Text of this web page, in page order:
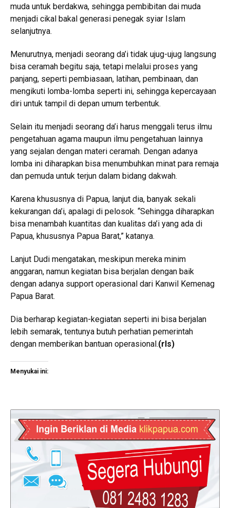
muda untuk berdakwa, sehingga pembibitan dai muda
menjadi cikal bakal generasi penegak syiar Islam
selanjutnya.
Menurutnya, menjadi seorang da’i tidak ujug-ujug langsung
bisa ceramah begitu saja, tetapi melalui proses yang
panjang, seperti pembiasaan, latihan, pembinaan, dan
mengikuti lomba-lomba seperti ini, sehingga kepercayaan
diri untuk tampil di depan umum terbentuk.
Selain itu menjadi seorang da’i harus menggali terus ilmu
pengetahuan agama maupun ilmu pengetahuan lainnya
yang sejalan dengan materi ceramah. Dengan adanya
lomba ini diharapkan bisa menumbuhkan minat para remaja
dan pemuda untuk terjun dalam bidang dakwah.
Karena khususnya di Papua, lanjut dia, banyak sekali
kekurangan da’i, apalagi di pelosok. “Sehingga diharapkan
bisa menambah kuantitas dan kualitas da’i yang ada di
Papua, khususnya Papua Barat,” katanya.
Lanjut Dudi mengatakan, meskipun mereka minim
anggaran, namun kegiatan bisa berjalan dengan baik
dengan adanya support operasional dari Kanwil Kemenag
Papua Barat.
Dia berharap kegiatan-kegiatan seperti ini bisa berjalan
lebih semarak, tentunya butuh perhatian pemerintah
dengan memberikan bantuan operasional.(rls)
Menyukai ini: